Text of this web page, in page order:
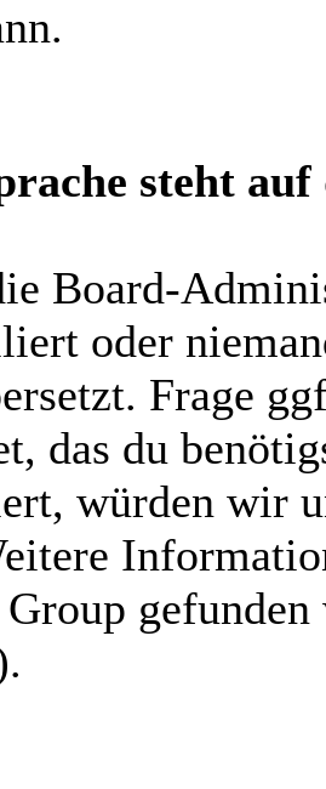
steht
Board-
oder
Frage
das du
würden wir